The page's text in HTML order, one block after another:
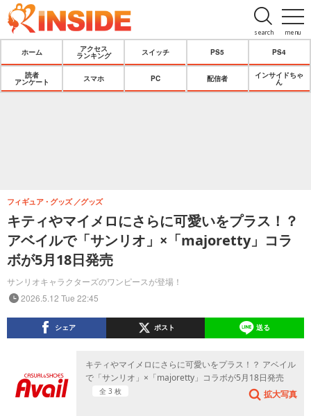
menu
search
ホーム
アクセス
ランキング
スイッチ PS5 PS4
読者
アンケート
スマホ PC 配信者
インサイドちゃ
ん
キティやマイメロにさらに可愛いをプラス！？
アベイルで「サンリオ」×「majoretty」コラ
ボが5月18日発売
サンリオキャラクターズのワンピースが登場！
フィギュア・グッズ グッズ
2026.5.12 Tue 22:45
シェア ポスト 送る
キティやマイメロにさらに可愛いをプラス！？ アベイル
で「サンリオ」×「majoretty」コラボが5月18日発売
全 3 枚 拡大写真